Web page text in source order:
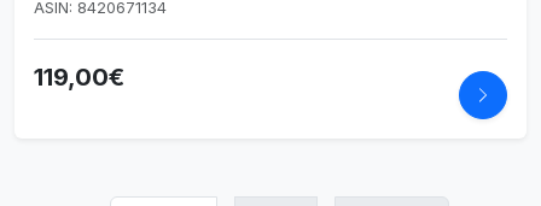
ASIN: 8420671134
119,00€